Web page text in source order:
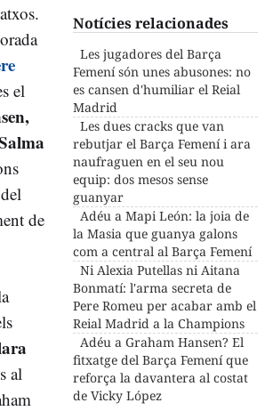
Notícies relacionades
Les jugadores del Barça
Femení són unes abusones: no
es cansen d'humiliar el Reial
Madrid
Les dues cracks que van
rebutjar el Barça Femení i ara
naufraguen en el seu nou
equip: dos mesos sense
guanyar
Adéu a Mapi León: la joia de
la Masia que guanya galons
com a central al Barça Femení
Ni Alexia Putellas ni Aitana
Bonmatí: l'arma secreta de
Pere Romeu per acabar amb el
Reial Madrid a la Champions
Adéu a Graham Hansen? El
fitxatge del Barça Femení que
reforça la davantera al costat
de Vicky López
el
de
al